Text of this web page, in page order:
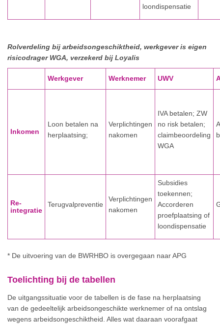
loondispensatie
Rolverdeling bij arbeidsongeschiktheid, werkgever is eigen
risicodrager WGA, verzekerd bij Loyalis
Werkgever Werknemer UWV
Inkomen
Loon betalen na
herplaatsing;
Verplichtingen
nakomen
IVA betalen; ZW
no risk betalen;
claimbeoordeling
WGA
Re-
integratie
Terugvalpreventie
Verplichtingen
nakomen
Subsidies
toekennen;
Accorderen
proefplaatsing of
loondispensatie
* De uitvoering van de BWRHBO is overgegaan naar APG
Toelichting bij de tabellen
De uitgangssituatie voor de tabellen is de fase na herplaatsing
van de gedeeltelijk arbeidsongeschikte werknemer of na ontslag
wegens arbeidsongeschiktheid. Alles wat daaraan voorafgaat